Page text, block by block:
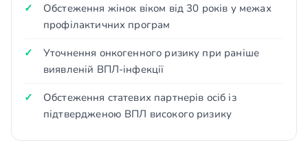
Обстеження жінок віком від 30 років у межах
профілактичних програм
Уточнення онкогенного ризику при раніше
виявленій ВПЛ-інфекції
Обстеження статевих партнерів осіб із
підтвердженою ВПЛ високого ризику